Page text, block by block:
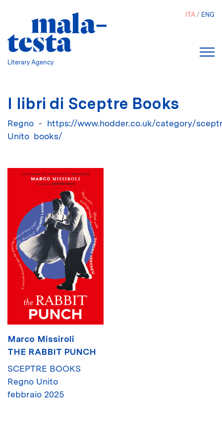
Literary Agency
ITA ENG
I libri di Sceptre Books
Regno
Unito
https://www.hodder.co.uk/category/
books/
Marco Missiroli
THE RABBIT PUNCH
SCEPTRE BOOKS
Regno Unito
febbraio 2025